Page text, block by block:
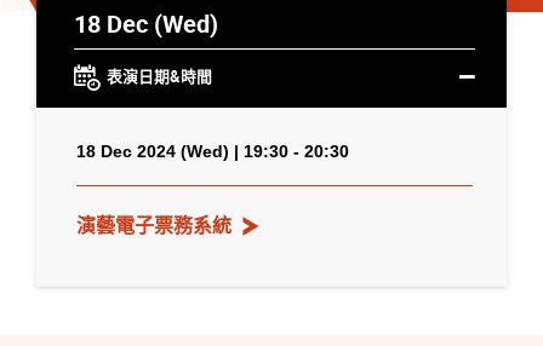
18 Dec (Wed)
表演日期&時間
18 Dec 2024 (Wed) | 19:30 - 20:30
演藝電子票務系統